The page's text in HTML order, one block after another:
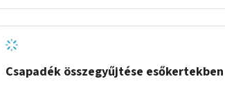
Csapadék összegyűjtése esőkertekben